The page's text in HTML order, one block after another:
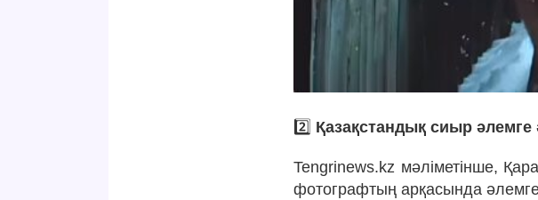
2️⃣ Қазақстандық сиыр
Tengrinews.kz мәліметінше,
фотографтың арқасында